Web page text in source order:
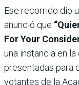
Ese recorrido dio
anunció que
For Your
una instancia en
presentadas para
votantes de la